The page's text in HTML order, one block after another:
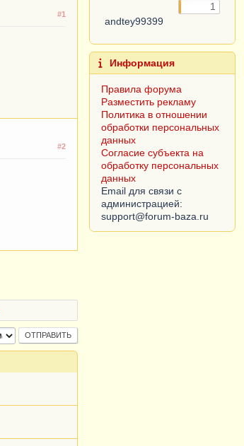
#1
#2
andtey99399
1
Информация
Правила форума
Разместить рекламу
Политика в отношении
обработки персональных
данных
Согласие субъекта на
обработку персональных
данных
Email для связи с
администрацией: